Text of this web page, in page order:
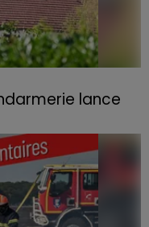
lance
propager au
habitations et
de personnes.